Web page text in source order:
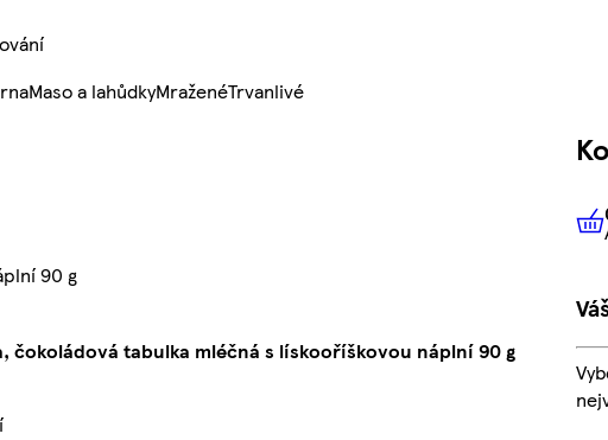
Maso a lahůdkyMraženéTrvanlivé
90 g
čokoládová tabulka mléčná s lískooříškovou náplní 90 g